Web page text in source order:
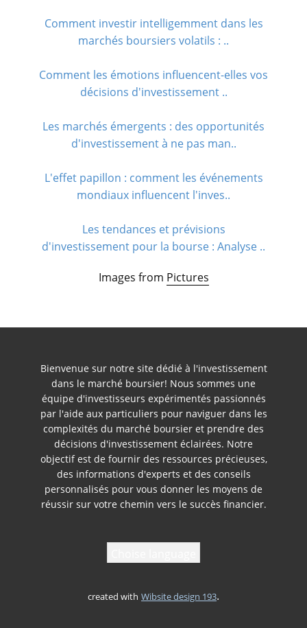
Comment investir intelligemment dans les
marchés boursiers volatils : ..
Comment les émotions influencent-elles vos
décisions d'investissement ..
Les marchés émergents : des opportunités
d'investissement à ne pas man..
L'effet papillon : comment les événements
mondiaux influencent l'inves..
Les tendances et prévisions
d'investissement pour la bourse : Analyse ..
Images from Pictures
Bienvenue sur notre site dédié à l'investissement
dans le marché boursier! Nous sommes une
équipe d'investisseurs expérimentés passionnés
par l'aide aux particuliers pour naviguer dans les
complexités du marché boursier et prendre des
décisions d'investissement éclairées. Notre
objectif est de fournir des ressources précieuses,
des informations d'experts et des conseils
personnalisés pour vous donner les moyens de
réussir sur votre chemin vers le succès financier.
created with Wibsite design 193.